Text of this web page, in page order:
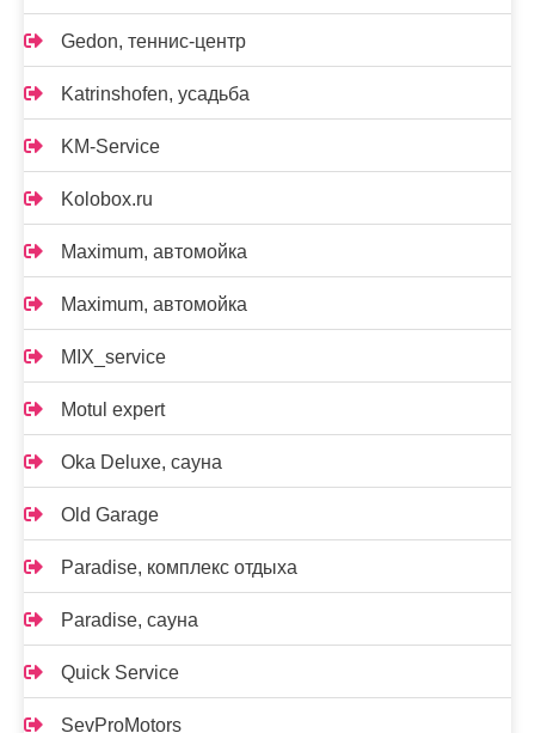
Gedon, теннис-центр
Katrinshofen, усадьба
KM-Service
Kolobox.ru
Maximum, автомойка
Maximum, автомойка
MIX_service
Motul expert
Oka Deluxe, сауна
Old Garage
Paradise, комплекс отдыха
Paradise, сауна
Quick Service
SevProMotors